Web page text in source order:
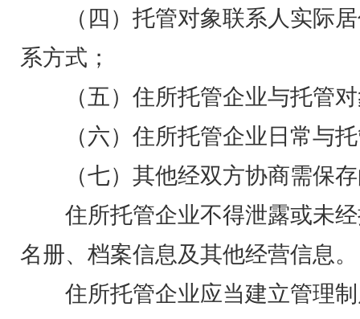
（四）托管对象联系人实际
系方式；
（五）住所托管企业与托管
（六）住所托管企业日常与
（七）其他经双方协商需保
住所托管企业不得泄露或未
名册、档案信息及其他经营信息。
住所托管企业应当建立管理